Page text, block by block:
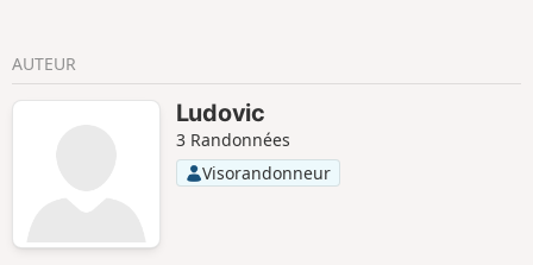
AUTEUR
Ludovic
3 Randonnées
Visorandonneur